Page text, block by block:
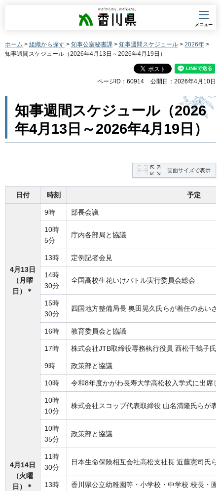
香川県
メニュー
ホーム > 組織から探す > 知事公室秘書課 > 知事週間スケジュール > 2026年 >
知事週間スケジュール（2026年4月13日～2026年4月19日）
ページID：60914 公開日：2026年4月10日
知事週間スケジュール（2026
年4月13日～2026年4月19日）
画面サイズで表示
日付 時刻 予定
4月13日
（月曜
日）＊
9時 部長会議
10時
5分
庁内各部局と協議
13時 定例記者会見
14時
30分
全国高校生花いけバトル実行委員会総会
15時
30分
四国地方整備局長 奥田晃久氏らが着任のあいさ
16時 教育委員会と協議
17時 株式会社JTB取締役専務執行役員 西松千鶴子氏
4月14日
（火曜
日）＊
9時 政策部と協議
10時 令和8年度かがわ長寿大学高松校入学式に出席
10時
10分
株式会社スコップ代表取締役 山名清隆氏らが表
10時
35分
政策部と協議
11時
30分
日本生命保険相互会社高松支社長 近藤憲司氏ら
13時 香川県公立幼稚園等・小学校・中学校 校長・